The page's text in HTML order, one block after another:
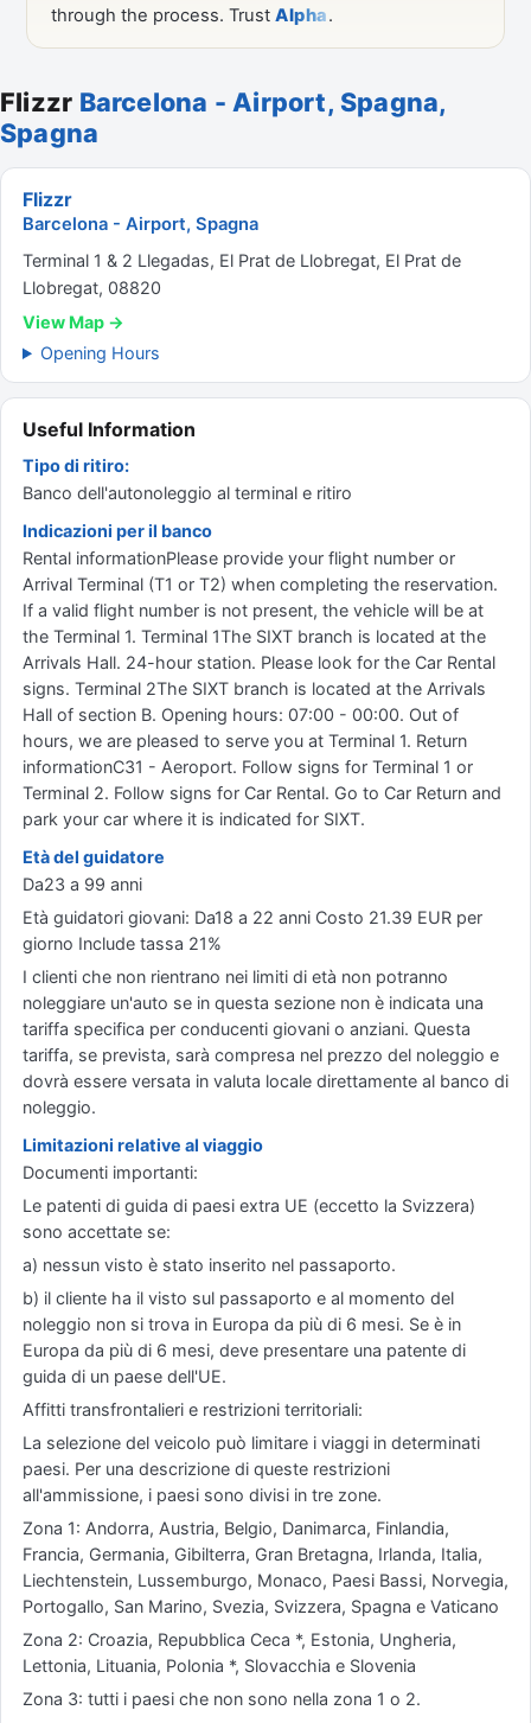
Flizzr Barcelona - Airport, Spagna,
Spagna
Flizzr
Barcelona - Airport, Spagna
Terminal 1 & 2 Llegadas, El Prat de Llobregat, El Prat de
Llobregat, 08820
View Map →
Opening Hours
Useful Information
Tipo di ritiro:
Banco dell'autonoleggio al terminal e ritiro
Indicazioni per il banco
Rental informationPlease provide your flight number or
Arrival Terminal (T1 or T2) when completing the reservation.
If a valid flight number is not present, the vehicle will be at
the Terminal 1. Terminal 1The SIXT branch is located at the
Arrivals Hall. 24-hour station. Please look for the Car Rental
signs. Terminal 2The SIXT branch is located at the Arrivals
Hall of section B. Opening hours: 07:00 - 00:00. Out of
hours, we are pleased to serve you at Terminal 1. Return
informationC31 - Aeroport. Follow signs for Terminal 1 or
Terminal 2. Follow signs for Car Rental. Go to Car Return and
park your car where it is indicated for SIXT.
Età del guidatore
Da23 a 99 anni
Età guidatori giovani: Da18 a 22 anni Costo 21.39 EUR per
giorno Include tassa 21%
I clienti che non rientrano nei limiti di età non potranno
noleggiare un'auto se in questa sezione non è indicata una
tariffa specifica per conducenti giovani o anziani. Questa
tariffa, se prevista, sarà compresa nel prezzo del noleggio e
dovrà essere versata in valuta locale direttamente al banco di
noleggio.
Limitazioni relative al viaggio
Documenti importanti:
Le patenti di guida di paesi extra UE (eccetto la Svizzera)
sono accettate se:
a) nessun visto è stato inserito nel passaporto.
b) il cliente ha il visto sul passaporto e al momento del
noleggio non si trova in Europa da più di 6 mesi. Se è in
Europa da più di 6 mesi, deve presentare una patente di
guida di un paese dell'UE.
Affitti transfrontalieri e restrizioni territoriali:
La selezione del veicolo può limitare i viaggi in determinati
paesi. Per una descrizione di queste restrizioni
all'ammissione, i paesi sono divisi in tre zone.
Zona 1: Andorra, Austria, Belgio, Danimarca, Finlandia,
Francia, Germania, Gibilterra, Gran Bretagna, Irlanda, Italia,
Liechtenstein, Lussemburgo, Monaco, Paesi Bassi, Norvegia,
Portogallo, San Marino, Svezia, Svizzera, Spagna e Vaticano
Zona 2: Croazia, Repubblica Ceca *, Estonia, Ungheria,
Lettonia, Lituania, Polonia *, Slovacchia e Slovenia
Zona 3: tutti i paesi che non sono nella zona 1 o 2.